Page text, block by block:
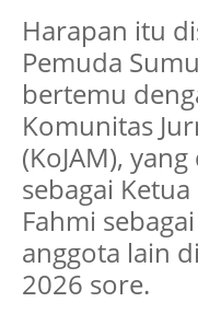
Harapan itu
Pemuda
bertemu
Komunitas
(KoJAM),
sebagai
Fahmi
anggota lain
2026 sore.